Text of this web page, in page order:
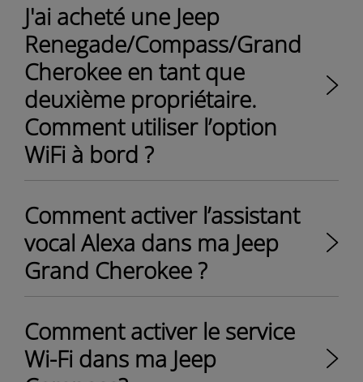
J'ai acheté une Jeep
Renegade/Compass/Grand
Cherokee en tant que
deuxième propriétaire.
Comment utiliser l’option
WiFi à bord ?
Comment activer l’assistant
vocal Alexa dans ma Jeep
Grand Cherokee ?
Comment activer le service
Wi-Fi dans ma Jeep